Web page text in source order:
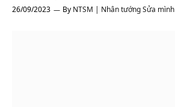
26/09/2023 By NTSM | Nhân tướng Sửa mình